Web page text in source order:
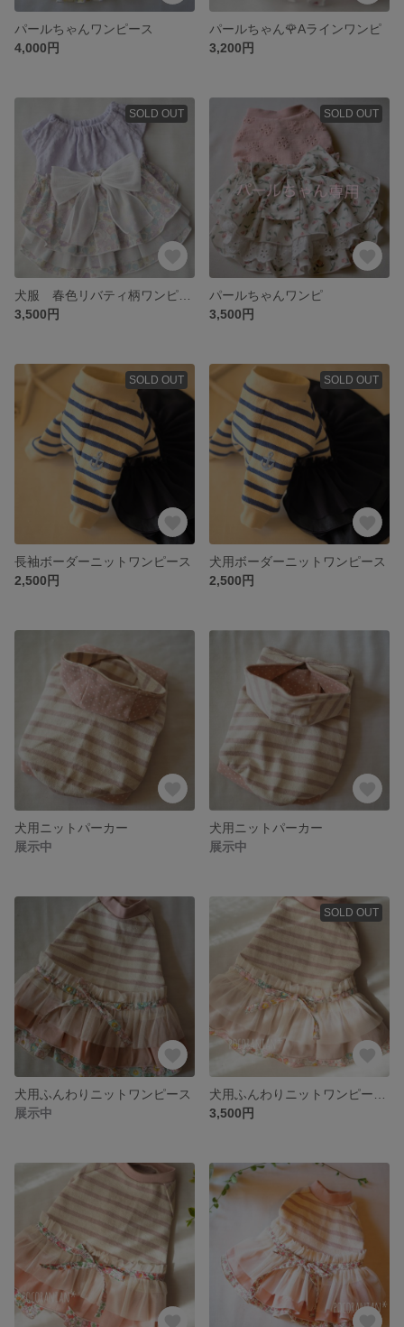
パールちゃんワンピース
4,000円
パールちゃん🌹Aラインワンピ
3,200円
SOLD OUT
3,500円
SOLD OUT
パールちゃんワンピ
3,500円
SOLD OUT
長袖ボーダーニットワンピース
2,500円
SOLD OUT
犬用ボーダーニットワンピース
2,500円
犬用ニットパーカー
展示中
犬用ニットパーカー
展示中
犬用ふんわりニットワンピース
展示中
SOLD OUT
3,500円